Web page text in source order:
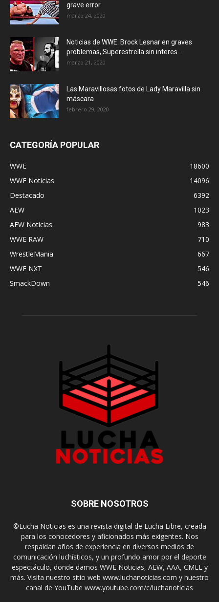
grave error
marzo 24, 2020
Noticias de WWE: Brock Lesnar en graves
problemas, Superestrella sin interes...
marzo 21, 2020
Las Maravillosas fotos de Lady Maravilla sin
máscara
febrero 29, 2020
CATEGORÍA POPULAR
WWE
18600
WWE Noticias
14096
Destacado
6392
AEW
1023
AEW Noticias
983
WWE RAW
710
WrestleMania
667
WWE NXT
546
SmackDown
546
SOBRE NOSOTROS
©Lucha Noticias es una revista digital de Lucha Libre, creada
para los conocedores y aficionados más exigentes. Nos
respaldan años de experiencia en diversos medios de
comunicación luchísticos, y un profundo amor por el deporte
espectáculo, donde damos WWE Noticias, AEW, AAA, CMLL y
más. Visita nuestro sitio web www.luchanoticias.com y nuestro
canal de YouTube www.youtube.com/c/luchanoticias